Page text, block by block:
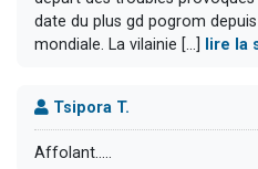
date du plus gd pogrom
mondiale. La vilainie [...] lire la
Tsipora T.
Affolant.....